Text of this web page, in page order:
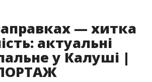
— хитка
актуальні
у Калуші |